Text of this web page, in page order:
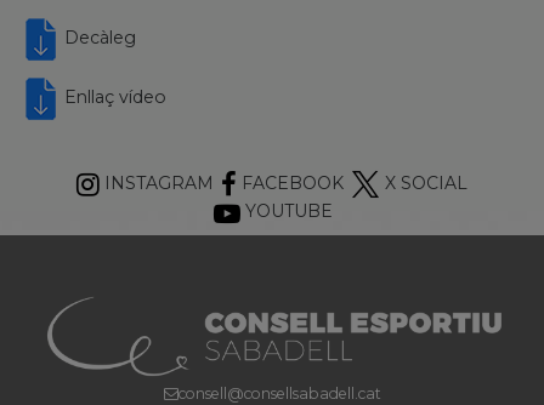
Decàleg
Enllaç vídeo
INSTAGRAM FACEBOOK
X SOCIAL
YOUTUBE
consell@consellsabadell.cat